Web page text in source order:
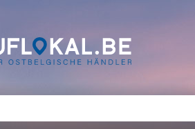
- Bei lokalen